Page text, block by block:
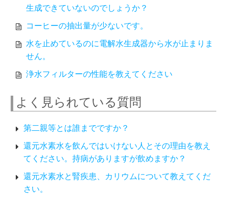
生成できていないのでしょうか？
コーヒーの抽出量が少ないです。
水を止めているのに電解水生成器から水が止まりま
せん。
浄水フィルターの性能を教えてください
よく見られている質問
第二親等とは誰までですか？
還元水素水を飲んではいけない人とその理由を教え
てください。持病がありますが飲めますか？
還元水素水と腎疾患、カリウムについて教えてくだ
さい。